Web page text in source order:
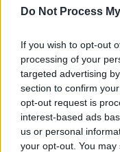
Do Not Process
If you wish to opt-out
processing of your
targeted advertising
section to confirm
opt-out request is
interest-based ads
us or personal
your opt-out. You
Υγεία|04.06.2025
Βγήκε η
ειδικότητας
Αμερικής
προϋποθέσεις